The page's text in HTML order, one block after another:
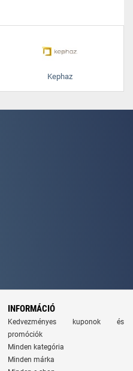
Kephaz
INFORMÁCIÓ
Kedvezményes kuponok és
promóciók
Minden kategória
Minden márka